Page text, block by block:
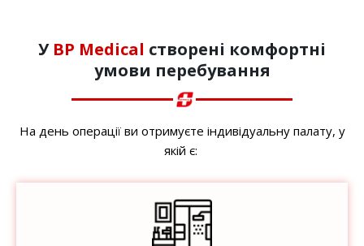
У BP Medical створені комфортні
умови перебування
На день операції ви отримуєте індивідуальну палату, у
якій є: